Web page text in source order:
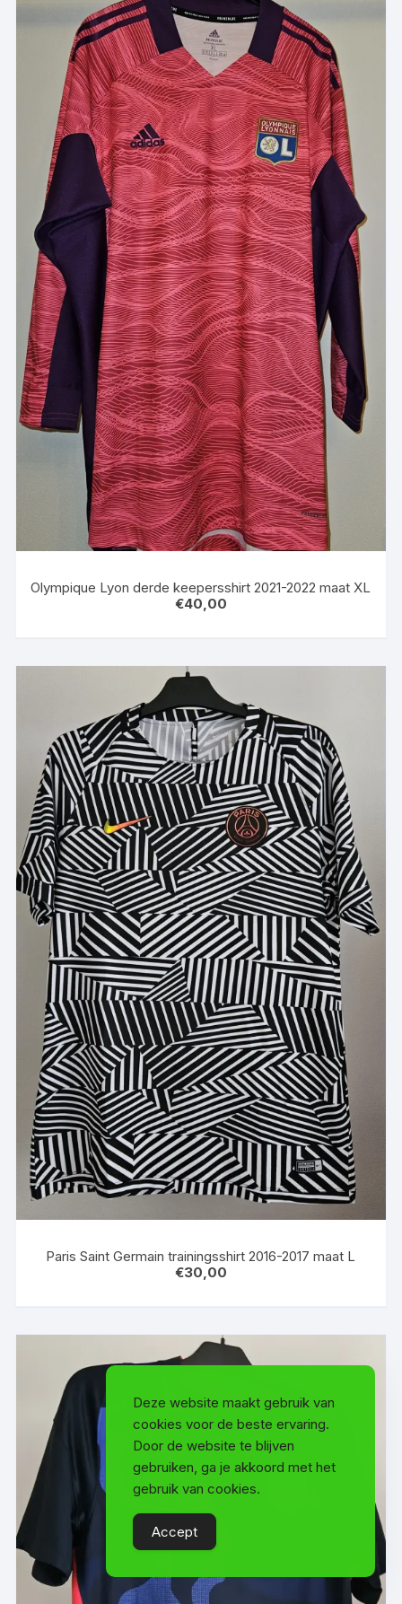
Olympique Lyon derde keepersshirt 2021-2022 maat XL
€40,00
Paris Saint Germain trainingsshirt 2016-2017 maat L
€30,00
Deze website maakt gebruik van
cookies voor de beste ervaring.
Door de website te blijven
gebruiken, ga je akkoord met het
gebruik van cookies.
Accept